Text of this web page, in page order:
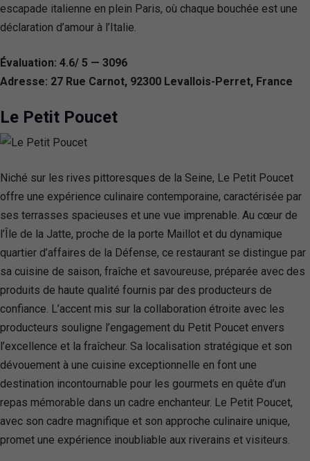
escapade italienne en plein Paris, où chaque bouchée est une
déclaration d’amour à l’Italie.
Évaluation: 4.6/ 5 — 3096
Adresse: 27 Rue Carnot, 92300 Levallois-Perret, France
Le Petit Poucet
Niché sur les rives pittoresques de la Seine, Le Petit Poucet
offre une expérience culinaire contemporaine, caractérisée par
ses terrasses spacieuses et une vue imprenable. Au cœur de
l’Île de la Jatte, proche de la porte Maillot et du dynamique
quartier d’affaires de la Défense, ce restaurant se distingue par
sa cuisine de saison, fraîche et savoureuse, préparée avec des
produits de haute qualité fournis par des producteurs de
confiance. L’accent mis sur la collaboration étroite avec les
producteurs souligne l’engagement du Petit Poucet envers
l’excellence et la fraîcheur. Sa localisation stratégique et son
dévouement à une cuisine exceptionnelle en font une
destination incontournable pour les gourmets en quête d’un
repas mémorable dans un cadre enchanteur. Le Petit Poucet,
avec son cadre magnifique et son approche culinaire unique,
promet une expérience inoubliable aux riverains et visiteurs.